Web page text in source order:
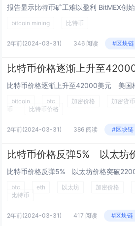
bitcoin mining 比特币
2年前(2024-03-31) 346 阅读 #区块链
bitcoin btc 加密价格 加密货币
币
比特币价格
2年前(2024-03-31) 386 阅读 #区块链
btc eth 以太坊 加密价格
比特币
2年前(2024-03-31) 417 阅读 #区块链